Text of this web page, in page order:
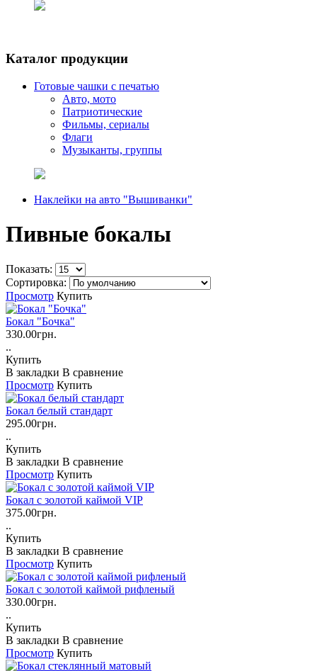
Каталог продукции
Готовые чашки с печатью
Авто, мото
Патриотические
Фильмы, сериалы
Флаги
Музыканты, группы
Наклейки на авто "Вышиванки"
Пивные бокалы
Показать:
Сортировка:
Просмотр Купить
Бокал "Бочка"
330.00грн.
..
Купить
В закладки В сравнение
Просмотр Купить
Бокал белый стандарт
295.00грн.
..
Купить
В закладки В сравнение
Просмотр Купить
Бокал с золотой каймой VIP
375.00грн.
..
Купить
В закладки В сравнение
Просмотр Купить
Бокал с золотой каймой рифленый
330.00грн.
..
Купить
В закладки В сравнение
Просмотр Купить